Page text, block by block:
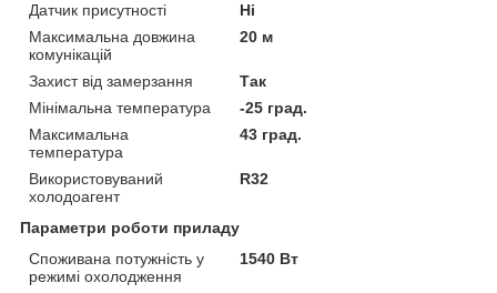
Датчик присутності
Ні
Максимальна довжина
комунікацій
20 м
Захист від замерзання
Так
Мінімальна температура
-25 град.
Максимальна
температура
43 град.
Використовуваний
холодоагент
R32
Параметри роботи приладу
Споживана потужність у
режимі охолодження
1540 Вт